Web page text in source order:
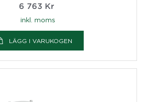
6 763 Kr
inkl. moms
LÄGG I VARUKOGEN